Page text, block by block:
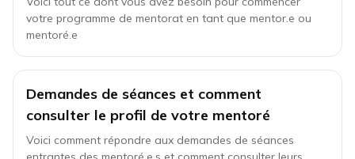
votre programme de mentorat en tant que mentor.e ou
mentoré.e
Demandes de séances et comment
consulter le profil de votre mentoré
Voici comment répondre aux demandes de séances